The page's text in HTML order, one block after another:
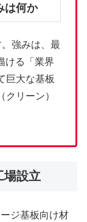
は何か
強みは、最
ける「業界
巨大な基板
リーン）
場設立
ジ基板向け材